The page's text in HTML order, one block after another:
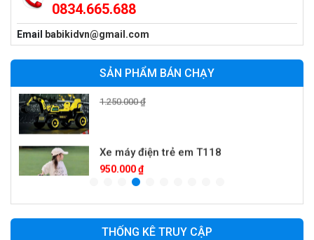
0834.665.688
Email babikidvn@gmail.com
SẢN PHẨM BÁN CHẠY
Xe cần cẩu trẻ em KS-518
900.000 ₫
Xe máy điện trẻ em T118
Xe điện trẻ em 7017
900.000 ₫
1.250.000 ₫
THỐNG KÊ TRUY CẬP